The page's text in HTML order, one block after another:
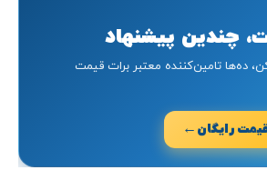
چندین پیشنهاد
ده‌ها تامین‌کننده معتبر برات قیمت
رایگان ←